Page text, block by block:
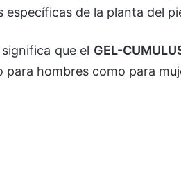
específicas de la planta del
que el GEL-
para hombres como para